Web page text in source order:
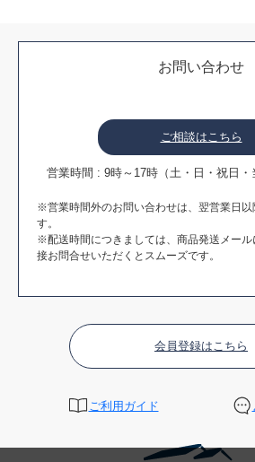
お問い合わせ
ご相談はこちら
営業時間 : 9時～17時（土・日・祝日・
※営業時間外のお問い合わせは、翌営業日以
す。
※配送時間につきましては、商品発送メー
接お問合せいただくとスムーズです。
会員登録はこちら
ご利用ガイド